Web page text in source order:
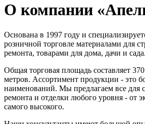
О компании
Основана в 1997 году и
розничной торговле материалами для
ремонта, товарами для дома, дачи и сада.
Общая торговая площадь составляет
метров. Ассортимент продукции - это
наименований. Мы предлагаем все для
ремонта и отделки любого уровня - от
самого высокого.